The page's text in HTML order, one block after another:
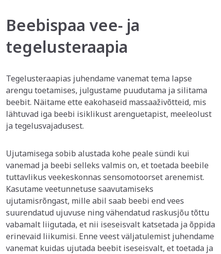
Beebispaa vee- ja
tegelusteraapia
Tegelusteraapias juhendame vanemat tema lapse
arengu toetamises, julgustame puudutama ja silitama
beebit. Näitame ette eakohaseid massaaživõtteid, mis
lähtuvad iga beebi isiklikust arenguetapist, meeleolust
ja tegelusvajadusest.
Ujutamisega sobib alustada kohe peale sündi kui
vanemad ja beebi selleks valmis on, et toetada beebile
tuttavlikus veekeskonnas sensomotoorset arenemist.
Kasutame veetunnetuse saavutamiseks
ujutamisrõngast, mille abil saab beebi end vees
suurendatud ujuvuse ning vähendatud raskusjõu tõttu
vabamalt liigutada, et nii iseseisvalt katsetada ja õppida
erinevaid liikumisi. Enne veest väljatulemist juhendame
vanemat kuidas ujutada beebit iseseisvalt, et toetada ja